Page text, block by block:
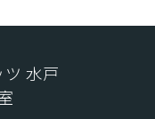
水戸